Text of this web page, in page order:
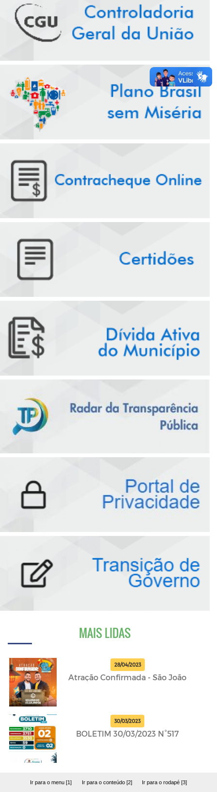
MAIS LIDAS
28/04/2023
Atração Confirmada - São João
30/03/2023
BOLETIM 30/03/2023 N°517
Ir para o menu [1] Ir para o conteúdo [2] Ir para o rodapé [3]